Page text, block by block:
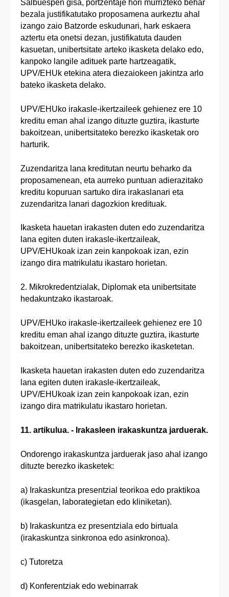
Salbuespen gisa, portzentaje hori murrizteko behar
bezala justifikatutako proposamena aurkeztu ahal
izango zaio Batzorde eskudunari, hark eskaera
aztertu eta onetsi dezan, justifikatuta dauden
kasuetan, unibertsitate arteko ikasketa delako edo,
kanpoko langile adituek parte hartzeagatik,
UPV/EHUk etekina atera diezaiokeen jakintza arlo
bateko ikasketa delako.
UPV/EHUko irakasle-ikertzaileek gehienez ere 10
kreditu eman ahal izango dituzte guztira, ikasturte
bakoitzean, unibertsitateko berezko ikasketak oro
harturik.
Zuzendaritza lana kreditutan neurtu beharko da
proposamenean, eta aurreko puntuan adierazitako
kreditu kopuruan sartuko dira irakaslanari eta
zuzendaritza lanari dagozkion kredituak.
Ikasketa hauetan irakasten duten edo zuzendaritza
lana egiten duten irakasle-ikertzaileak,
UPV/EHUkoak izan zein kanpokoak izan, ezin
izango dira matrikulatu ikastaro horietan.
2. Mikrokredentzialak, Diplomak eta unibertsitate
hedakuntzako ikastaroak.
UPV/EHUko irakasle-ikertzaileek gehienez ere 10
kreditu eman ahal izango dituzte guztira, ikasturte
bakoitzean, unibertsitateko berezko ikasketetan.
Ikasketa hauetan irakasten duten edo zuzendaritza
lana egiten duten irakasle-ikertzaileak,
UPV/EHUkoak izan zein kanpokoak izan, ezin
izango dira matrikulatu ikastaro horietan.
11. artikulua. - Irakasleen irakaskuntza jarduerak.
Ondorengo irakaskuntza jarduerak jaso ahal izango
dituzte berezko ikasketek:
a) Irakaskuntza presentzial teorikoa edo praktikoa
(ikasgelan, laborategietan edo kliniketan).
b) Irakaskuntza ez presentziala edo birtuala
(irakaskuntza sinkronoa edo asinkronoa).
c) Tutoretza
d) Konferentziak edo webinarrak